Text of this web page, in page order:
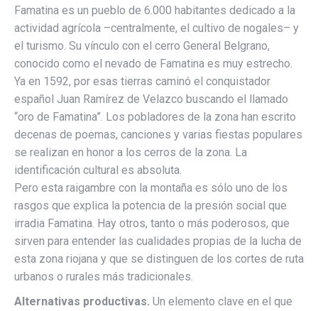
Famatina es un pueblo de 6.000 habitantes dedicado a la
actividad agrícola –centralmente, el cultivo de nogales– y
el turismo. Su vínculo con el cerro General Belgrano,
conocido como el nevado de Famatina es muy estrecho.
Ya en 1592, por esas tierras caminó el conquistador
español Juan Ramírez de Velazco buscando el llamado
“oro de Famatina”. Los pobladores de la zona han escrito
decenas de poemas, canciones y varias fiestas populares
se realizan en honor a los cerros de la zona. La
identificación cultural es absoluta.
Pero esta raigambre con la montaña es sólo uno de los
rasgos que explica la potencia de la presión social que
irradia Famatina. Hay otros, tanto o más poderosos, que
sirven para entender las cualidades propias de la lucha de
esta zona riojana y que se distinguen de los cortes de ruta
urbanos o rurales más tradicionales.
Alternativas productivas. Un elemento clave en el que